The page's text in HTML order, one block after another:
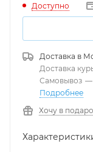
Доступно
Доставка в
Доставка
Самовывоз —
Подробнее
Хочу в